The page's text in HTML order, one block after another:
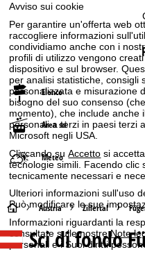
Avviso sui cookie
Per garantire un'offerta web
raccogliere informazioni
condividiamo anche con i
profili di utilizzo vengono
dispositivo e sul browser.
per analisi statistiche, consigli
personalizzata e misurazione
bisogno del suo consenso
momento), che include anche
personali a terzi in paesi terzi
Microsoft negli USA.
Cliccando suAccetto si
tecnologie simili. Facendo clic
tecnicamente necessari e
Ulteriori informazioni sull'uso
Può modificare le sue
Informazioni riguardanti la
consultate sulle nostreNote
personali e i Suoi diritti
Elenco
Area sci
Meteo
H
o
Austria Zillertal
Sci di fondo